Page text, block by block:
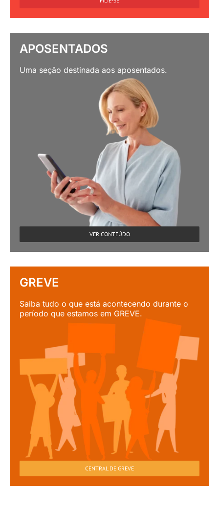
APOSENTADOS
Uma seção destinada aos aposentados.
VER CONTEÚDO
GREVE
Saiba tudo o que está acontecendo durante o
período que estamos em GREVE.
CENTRAL DE GREVE